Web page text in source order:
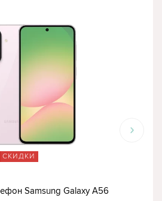
СКИДКИ
Samsung Galaxy A56